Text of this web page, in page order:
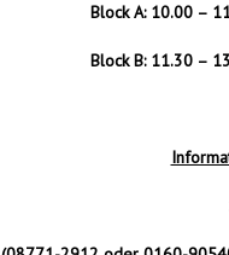
Block A: 10.00 –
Block B: 11.30 –